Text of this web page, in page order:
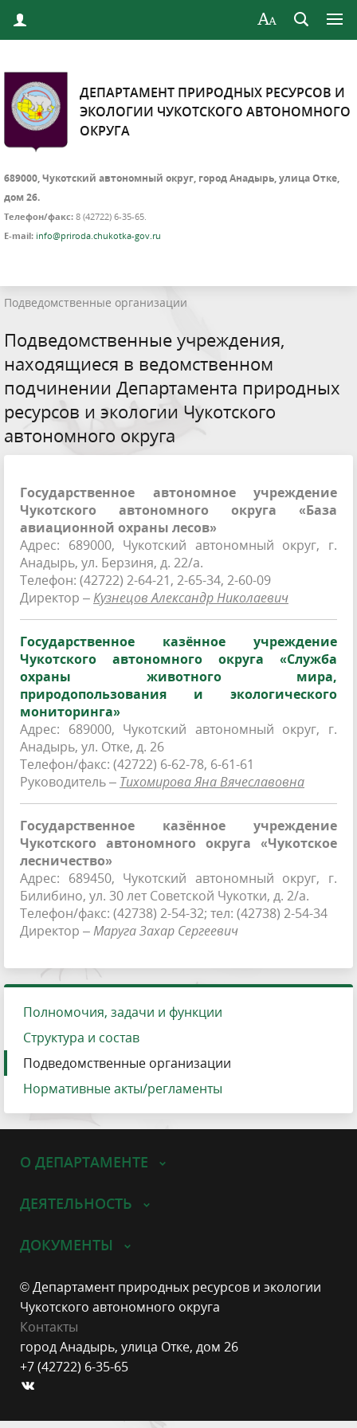
ДЕПАРТАМЕНТ ПРИРОДНЫХ РЕСУРСОВ И
ЭКОЛОГИИ ЧУКОТСКОГО АВТОНОМНОГО
ОКРУГА
689000, Чукотский автономный округ, город Анадырь, улица Отке,
дом 26.
Телефон/факс: 8 (42722) 6-35-65.
E-mail: info@priroda.chukotka-gov.ru
Подведомственные организации
Подведомственные учреждения,
находящиеся в ведомственном
подчинении Департамента природных
ресурсов и экологии Чукотского
автономного округа
Государственное автономное учреждение
Чукотского автономного округа «База
авиационной охраны лесов»
Адрес: 689000, Чукотский автономный округ, г.
Анадырь, ул. Берзиня, д. 22/а.
Телефон: (42722) 2-64-21, 2-65-34, 2-60-09
Директор –Кузнецов Александр Николаевич
Государственное казённое учреждение
Чукотского автономного округа «Служба
охраны животного мира,
природопользования и экологического
мониторинга»
Адрес: 689000, Чукотский автономный округ, г.
Анадырь, ул. Отке, д. 26
Телефон/факс: (42722) 6-62-78, 6-61-61
Руководитель – Тихомирова Яна Вячеславовна
Государственное казённое учреждение
Чукотского автономного округа «Чукотское
лесничество»
Адрес: 689450, Чукотский автономный округ, г.
Билибино, ул. 30 лет Советской Чукотки, д. 2/а.
Телефон/факс: (42738) 2-54-32; тел: (42738) 2-54-34
Директор –Маруга Захар Сергеевич
Полномочия, задачи и функции
Структура и состав
Подведомственные организации
Нормативные акты/регламенты
О ДЕПАРТАМЕНТЕ
ДЕЯТЕЛЬНОСТЬ
ДОКУМЕНТЫ
© Департамент природных ресурсов и экологии
Чукотского автономного округа
Контакты
город Анадырь, улица Отке, дом 26
+7 (42722) 6-35-65